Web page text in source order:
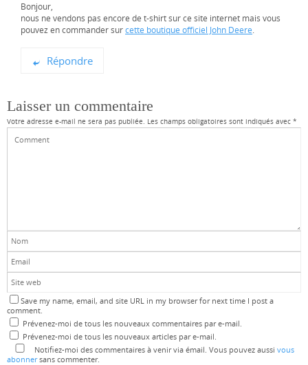
Bonjour,
nous ne vendons pas encore de t-shirt sur ce site internet mais vous
pouvez en commander sur cette boutique officiel John Deere.
Répondre
Laisser un commentaire
Votre adresse e-mail ne sera pas publiée. Les champs obligatoires sont indiqués avec *
Save my name, email, and site URL in my browser for next time I post a
comment.
Prévenez-moi de tous les nouveaux commentaires par e-mail.
Prévenez-moi de tous les nouveaux articles par e-mail.
Notifiez-moi des commentaires à venir via émail. Vous pouvez aussi vous
abonnersans commenter.